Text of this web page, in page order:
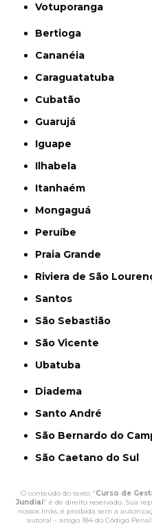
Votuporanga
Bertioga
Cananéia
Caraguatatuba
Cubatão
Guarujá
Iguape
Ilhabela
Itanhaém
Mongaguá
Peruíbe
Praia Grande
Riviera de São
Santos
São Sebastião
São Vicente
Ubatuba
Diadema
Santo André
São Bernardo do
São Caetano do Sul
O conteúdo do texto "Curso de
Jundiaí" é de direito reservado. Sua
nossos links, é proibida sem a
autoral – artigo 184 do Código Penal